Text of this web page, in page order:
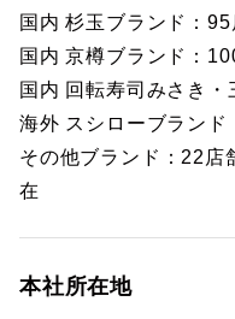
国内 杉玉ブランド：95
国内 京樽ブランド：
国内 回転寿司みさき
海外 スシローブランド
その他ブランド：22
在
本社所在地